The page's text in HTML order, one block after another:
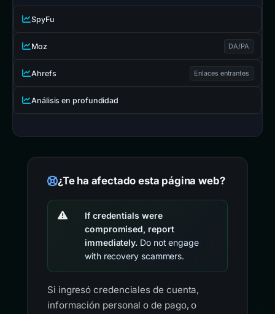
SpyFu
Moz DA/PA
Ahrefs Enlaces entrantes
Análisis en profundidad
¿Te ha afectado esta página web?
If credentials were
compromised, report
immediately. Do not engage
with recovery scammers.
Si ingresó credenciales de cuenta,
información personal o de pago, o